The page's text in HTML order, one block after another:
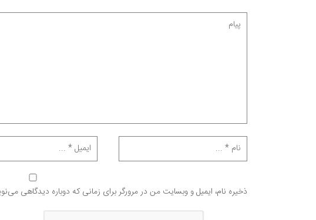
ذخیره نام، ایمیل و وبسایت من در مرورگر برای زمانی که دوباره دیدگاهی